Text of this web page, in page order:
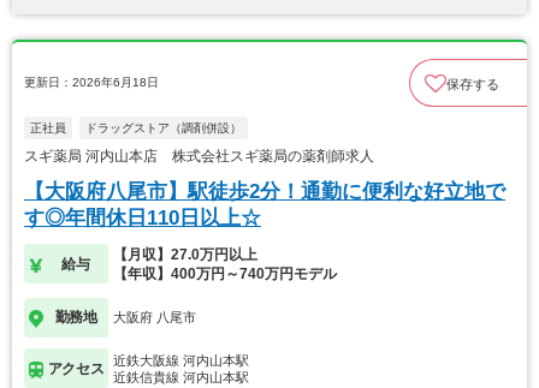
更新日：2026年6月18日 保存する
正社員 ドラッグストア（調剤併設）
スギ薬局 河内山本店 株式会社スギ薬局の薬剤師求人
【大阪府八尾市】駅徒歩2分！通勤に便利な好立地で
す◎年間休日110日以上☆
給与
【月収】27.0万円以上
【年収】400万円～740万円モデル
勤務地 大阪府 八尾市
アクセス
近鉄大阪線 河内山本駅
近鉄信貴線 河内山本駅